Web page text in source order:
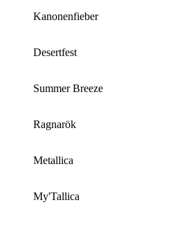
Kanonenfieber
Desertfest
Summer Breeze
Ragnarök
Metallica
My'Tallica